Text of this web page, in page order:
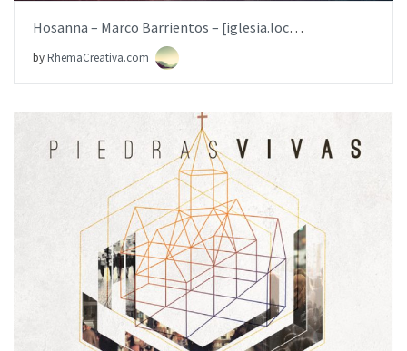
Hosanna – Marco Barrientos – [iglesia.local]
byRhemaCreativa.com
BUY NOW
ITEM PRICE:$19.99